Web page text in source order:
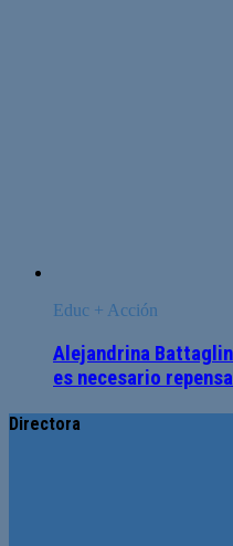
Educ + Acción
Alejandrina
es necesario
Directora